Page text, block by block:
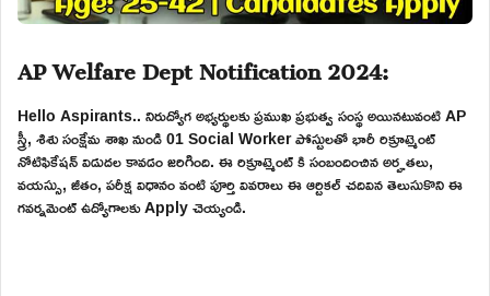
AP Welfare Dept Notification 2024:
Hello Aspirants.. నిరుద్యోగ అభ్యర్థులకు ప్రముఖ ప్రభుత్వ సంస్థ అయినటువంటి AP
స్త్రీ, శిశు సంక్షేమ శాఖ నుండి 01 Social Worker పోస్టులతో భారీ రిక్రూట్మెంట్
నోటిఫికేషన్ విడుదల కావడం జరిగింది. ఈ రిక్రూట్మెంట్ కి సంబందించిన అర్హతలు,
వయస్సు, జీతం, పరీక్ష విధానం వంటి పూర్తి వివరాలు ఈ ఆర్టికల్ చదివిన తెలుసుకొని ఈ
గవర్నమెంట్ ఉద్యోగాలకు Apply చెయ్యండి.